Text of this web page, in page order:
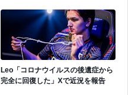
Leo「コロナウイルスの後遺症から
完全に回復した」Xで近況を報告